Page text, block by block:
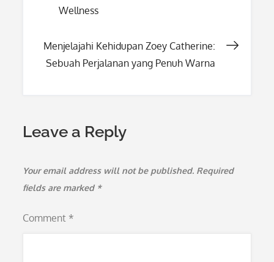
navigation
Wellness
Menjelajahi Kehidupan Zoey Catherine:
Sebuah Perjalanan yang Penuh Warna
Leave a Reply
Your email address will not be published. Required
fields are marked *
Comment *